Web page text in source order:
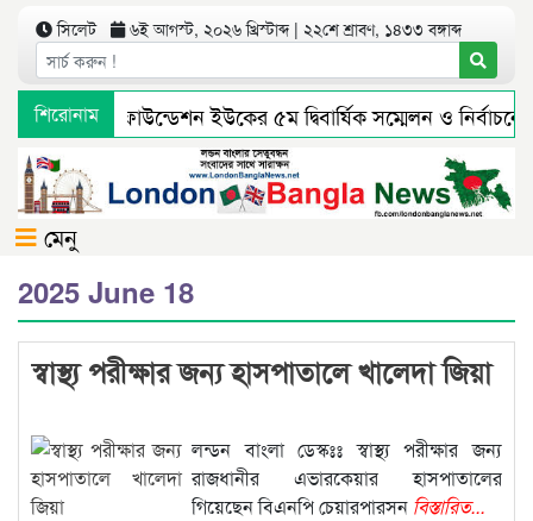
সিলেট ৬ই আগস্ট, ২০২৬ খ্রিস্টাব্দ | ২২শে শ্রাবণ, ১৪৩৩ বঙ্গাব্দ
শিরোনাম
ইউনিয়ন ফাউন্ডেশন ইউকের ৫ম দ্বিবার্ষিক সম্মেলন ও
নিষিদ্ধ ছাত্রলীগের অর্ধশত নেতাকর্মীর বি/রু/দ্ধে মা/ম/লা
বর্ধিত নগরে বেড়েছে করের বোঝা, মিলেনি সেবা
মেনু
2025 June 18
স্বাস্থ্য পরীক্ষার জন্য হাসপাতালে খালেদা জিয়া
লন্ডন বাংলা ডেস্কঃঃ স্বাস্থ্য পরীক্ষার জন্য
রাজধানীর এভারকেয়ার হাসপাতালের
গিয়েছেন বিএনপি চেয়ারপারসন বিস্তারিত...